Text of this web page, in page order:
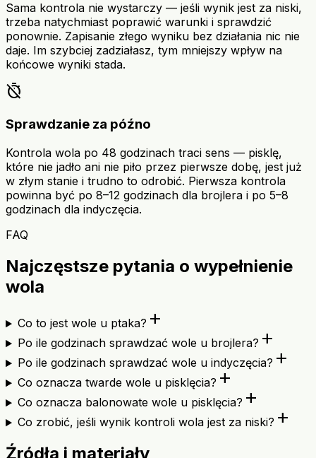
Sama kontrola nie wystarczy — jeśli wynik jest za niski,
trzeba natychmiast poprawić warunki i sprawdzić
ponownie. Zapisanie złego wyniku bez działania nic nie
daje. Im szybciej zadziałasz, tym mniejszy wpływ na
końcowe wyniki stada.
timer_off
Sprawdzanie za późno
Kontrola wola po 48 godzinach traci sens — pisklę,
które nie jadło ani nie piło przez pierwsze dobę, jest już
w złym stanie i trudno to odrobić. Pierwsza kontrola
powinna być po 8–12 godzinach dla brojlera i po 5–8
godzinach dla indyczęcia.
FAQ
Najczęstsze pytania o wypełnienie
wola
Co to jest wole u ptaka? add
Po ile godzinach sprawdzać wole u brojlera? add
Po ile godzinach sprawdzać wole u indyczęcia? add
Co oznacza twarde wole u pisklęcia? add
Co oznacza balonowate wole u pisklęcia? add
Co zrobić, jeśli wynik kontroli wola jest za niski? add
Źródła i materiały